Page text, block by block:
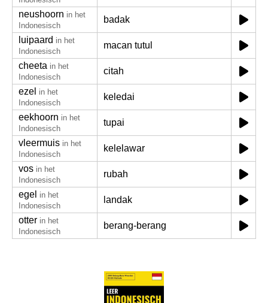
neushoorn in het
Indonesisch
badak
luipaard in het
Indonesisch
macan tutul
cheeta in het
Indonesisch
citah
ezel in het
Indonesisch
keledai
eekhoorn in het
Indonesisch
tupai
vleermuis in het
Indonesisch
kelelawar
vos in het
Indonesisch
rubah
egel in het
Indonesisch
landak
otter in het
Indonesisch
berang-berang